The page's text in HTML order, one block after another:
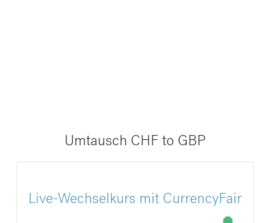
Umtausch CHF to GBP
Live-Wechselkurs mit CurrencyFair